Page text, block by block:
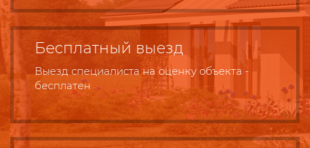
Бесплатный выезд
Выезд специалиста на оценку объекта -
бесплатен